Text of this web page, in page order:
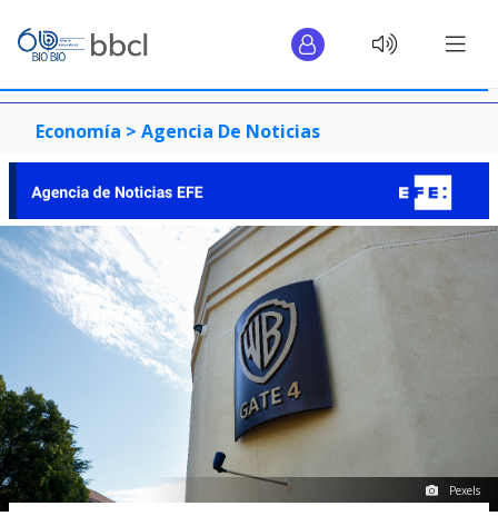
Economía > Agencia De Noticias
Pexels